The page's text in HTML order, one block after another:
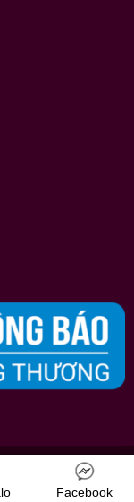
nỗ lực hết mình vì sự
Facebook